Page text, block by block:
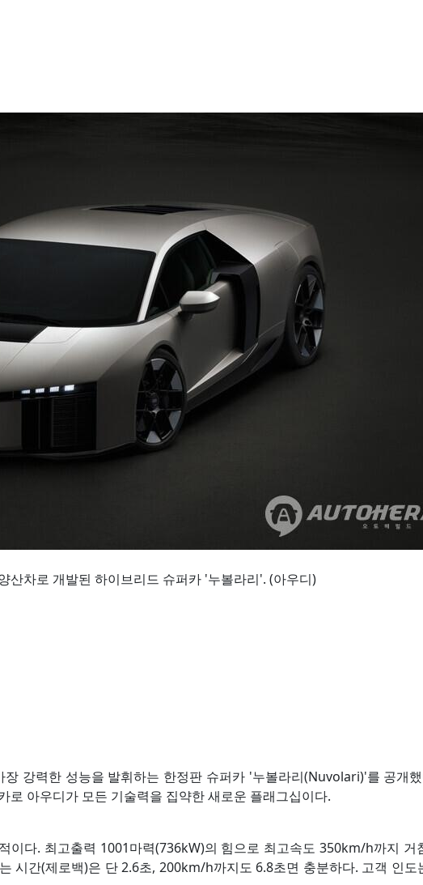
산차로 개발된 하이브리드 슈퍼카 '누볼라리'. (아우디)
강력한 성능을 발휘하는 한정판 슈퍼카 '누볼라리(Nuvolari)'를 공개
로 아우디가 모든 기술력을 집약한 새로운 플래그십이다.
이다. 최고출력 1001마력(736kW)의 힘으로 최고속도 350km/h까지 거
시간(제로백)은 단 2.6초, 200km/h까지도 6.8초면 충분하다. 고객 인도